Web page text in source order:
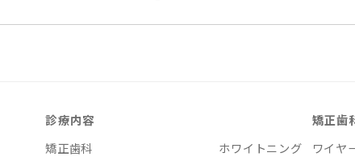
診療内容
矯正歯科
ホワイトニング
矯正歯
ワイヤ